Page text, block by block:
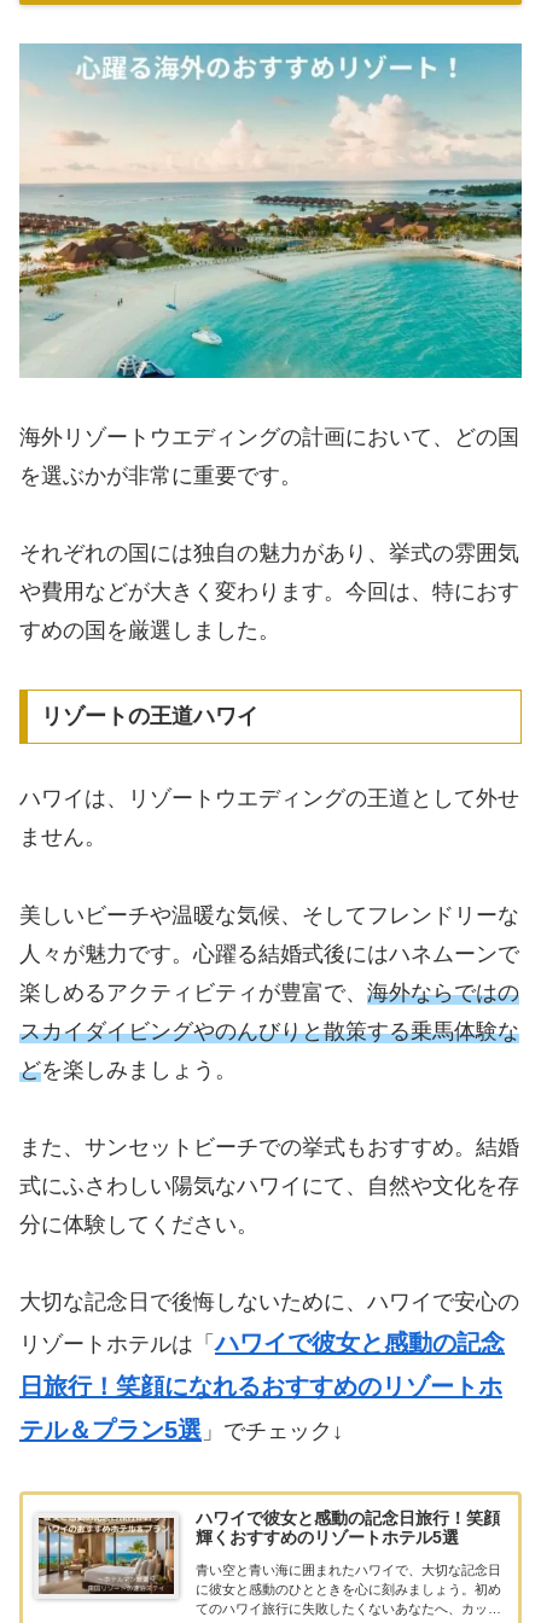
海外リゾートウエディングの計画において、どの国
を選ぶかが非常に重要です。
それぞれの国には独自の魅力があり、挙式の雰囲気
や費用などが大きく変わります。今回は、特におす
すめの国を厳選しました。
リゾートの王道ハワイ
ハワイは、リゾートウエディングの王道として外せ
ません。
美しいビーチや温暖な気候、そしてフレンドリーな
人々が魅力です。心躍る結婚式後にはハネムーンで
楽しめるアクティビティが豊富で、 海外ならではの
スカイダイビングやのんびりと散策する乗馬体験な
どを楽しみましょう。
また、サンセットビーチでの挙式もおすすめ。結婚
式にふさわしい陽気なハワイにて、自然や文化を存
分に体験してください。
大切な記念日で後悔しないために、ハワイで安心の
リゾートホテルは「ハワイで彼女と感動の記念
日旅行！笑顔になれるおすすめのリゾートホ
テル＆プラン5選 」でチェック↓
ハワイで彼女と感動の記念日旅行！笑顔
輝くおすすめのリゾートホテル5選
青い空と青い海に囲まれたハワイで、大切な記念日
に彼女と感動のひとときを心に刻みましょう。初め
てのハワイ旅行に失敗したくないあなたへ、カップ